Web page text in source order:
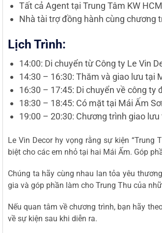
Tất cả Agent tại Trung Tâm KW
Nhà tài trợ đồng hành cùng chương
Lịch Trình:
14:00: Di chuyển từ Công ty Le Vin
14:30 – 16:30: Thăm và giao lưu tại
16:30 – 17:45: Di chuyển về công ty
18:30 – 18:45: Có mặt tại Mái Ấm
19:00 – 20:30: Chương trình giao
Le Vin Decor hy vọng rằng sự kiện “Trung
biệt cho các em nhỏ tại hai Mái Ấm. Góp
Chúng ta hãy cùng nhau lan tỏa yêu
gia và góp phần làm cho Trung Thu của
Nếu quan tâm về chương trình, bạn hãy
về sự kiện sau khi diễn ra.